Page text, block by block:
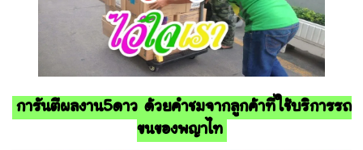
การันตีผลงาน5ดาว ด้วยคำชมจากลูกค้าที่ใช้บริการรถ
ขนของพญาไท